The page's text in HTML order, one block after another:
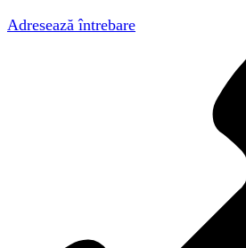
Adresează întrebare